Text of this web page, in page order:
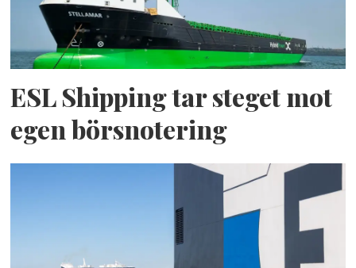
ESL Shipping tar steget mot
egen börsnotering